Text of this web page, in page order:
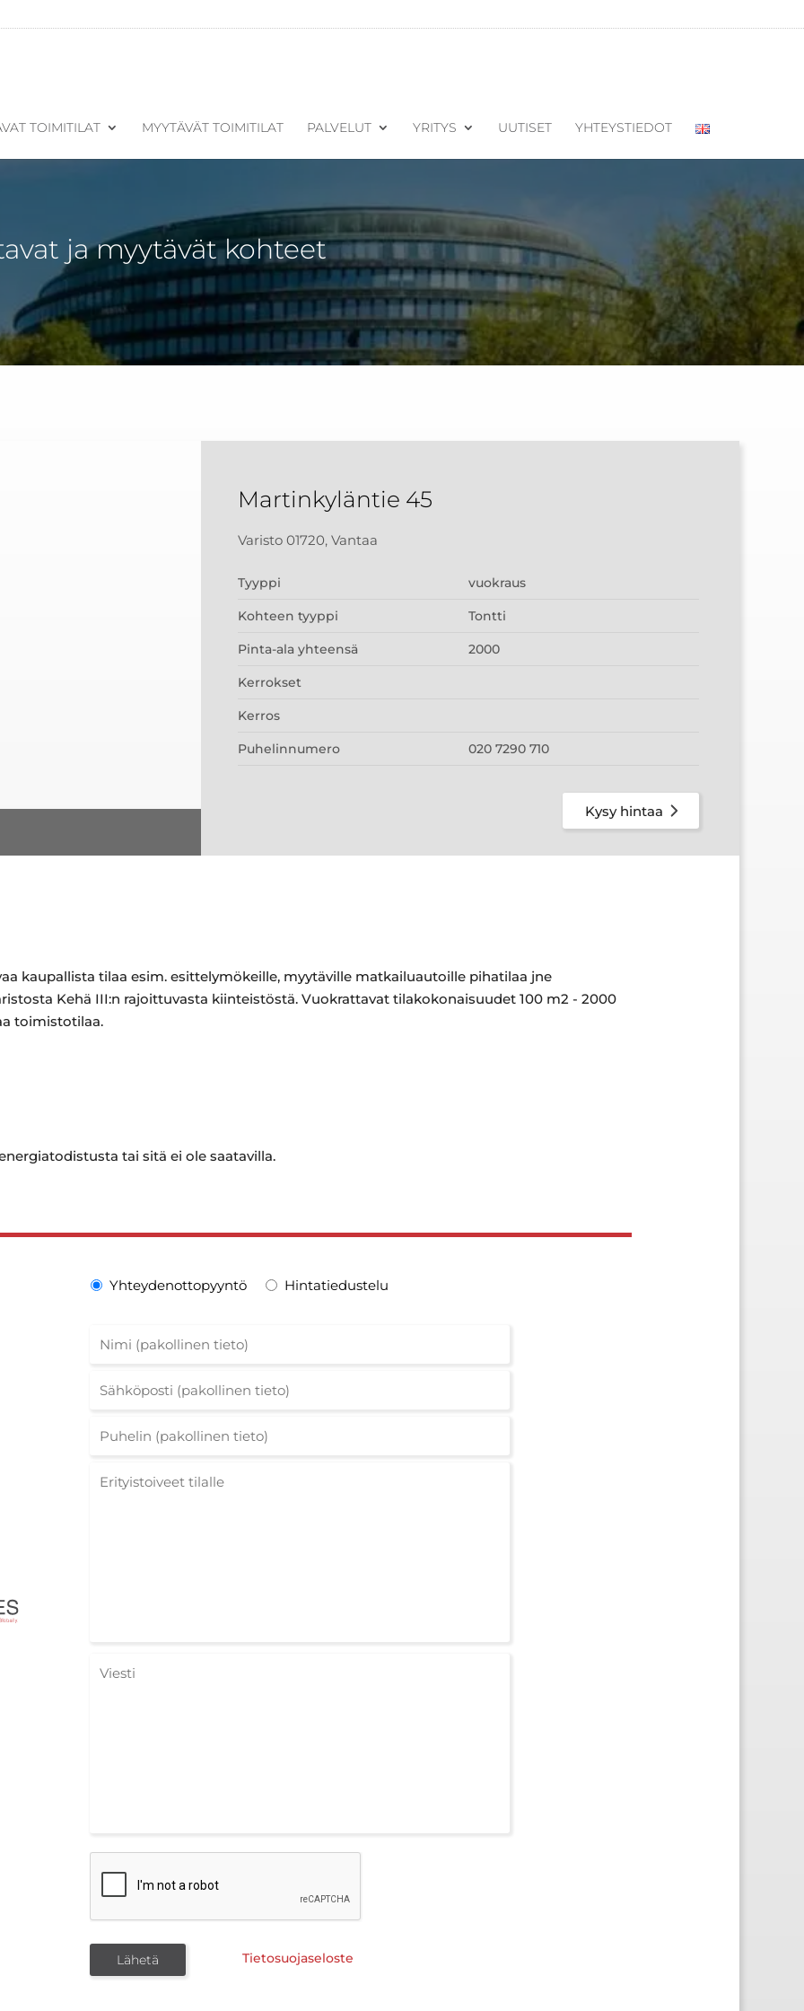
TOIMITILAT MYYTÄVÄT TOIMITILAT PALVELUT YRITYS UUTISET YHTEYSTIEDOT
ja myytävät kohteet
Martinkyläntie 45
Varisto 01720, Vantaa
Tyyppi vuokraus
Kohteen tyyppi Tontti
Pinta-ala yhteensä 2000
Kerrokset
Kerros
Puhelinnumero 020 7290 710
Kysy hintaa
kaupallista tilaa esim. esittelymökeille, myytäville matkailuautoille pihatilaa jne
Kehä III:n rajoittuvasta kiinteistöstä. Vuokrattavat tilakokonaisuudet 100 m2 - 2000
toimistotilaa.
tai sitä ei ole saatavilla.
Yhteydenottopyyntö Hintatiedustelu
Tietosuojaseloste